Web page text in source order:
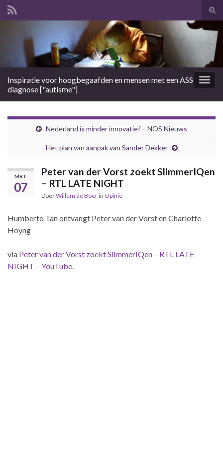
Search for:
Inspiratie voor hoogbegaafden en mensen met een ASS
diagnose ["autisme"]
Nederland is minder innovatief – NOS Nieuws
Het plan van aanpak van Sander Dekker
MRT
07
Peter van der Vorst zoekt SlimmerIQen
– RTL LATE NIGHT
DoorWillem de Boerin Opinie
Humberto Tan ontvangt Peter van der Vorst en Charlotte
Hoyng
via Peter van der Vorst zoekt SlimmerIQen – RTL LATE
NIGHT – YouTube.